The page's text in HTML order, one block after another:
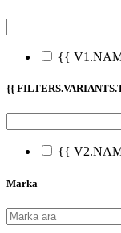
{{
{{
{{
Marka